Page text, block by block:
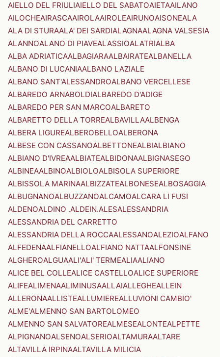
AIELLO DEL FRIULIAIELLO DEL SABATOAIETAAILANO
AILOCHEAIRASCAAIROLAAIROLEAIRUNOAISONEALA
ALA DI STURAALA' DEI SARDIALAGNAALAGNA VALSESIA
ALANNOALANO DI PIAVEALASSIOALATRIALBA
ALBA ADRIATICAALBAGIARAALBAIRATEALBANELLA
ALBANO DI LUCANIAALBANO LAZIALE
ALBANO SANT'ALESSANDROALBANO VERCELLESE
ALBAREDO ARNABOLDIALBAREDO D'ADIGE
ALBAREDO PER SAN MARCOALBARETO
ALBARETTO DELLA TORREALBAVILLAALBENGA
ALBERA LIGUREALBEROBELLOALBERONA
ALBESE CON CASSANOALBETTONEALBIALBIANO
ALBIANO D'IVREAALBIATEALBIDONAALBIGNASEGO
ALBINEAALBINOALBIOLOALBISOLA SUPERIORE
ALBISSOLA MARINAALBIZZATEALBONESEALBOSAGGIA
ALBUGNANOALBUZZANOALCAMOALCARA LI FUSI
ALDENOALDINO .ALDEIN.ALESALESSANDRIA
ALESSANDRIA DEL CARRETTO
ALESSANDRIA DELLA ROCCAALESSANOALEZIOALFANO
ALFEDENAALFIANELLOALFIANO NATTAALFONSINE
ALGHEROALGUAALI'ALI' TERMEALIAALIANO
ALICE BEL COLLEALICE CASTELLOALICE SUPERIORE
ALIFEALIMENAALIMINUSAALLAIALLEGHEALLEIN
ALLERONAALLISTEALLUMIEREALLUVIONI CAMBIO'
ALME'ALMENNO SAN BARTOLOMEO
ALMENNO SAN SALVATOREALMESEALONTEALPETTE
ALPIGNANOALSENOALSERIOALTAMURAALTARE
ALTAVILLA IRPINAALTAVILLA MILICIA